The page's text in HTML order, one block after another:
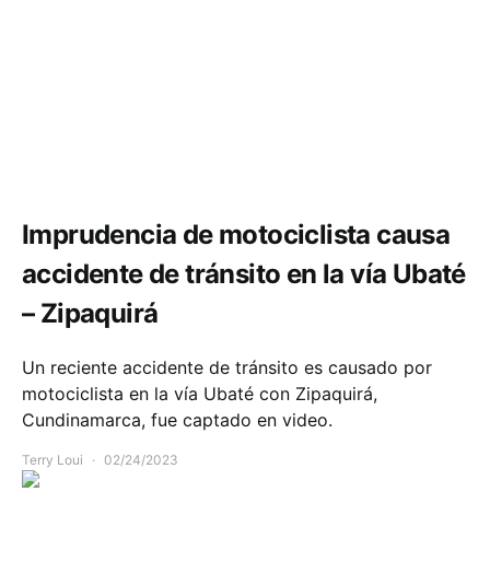
Imprudencia de motociclista causa
accidente de tránsito en la vía Ubaté
– Zipaquirá
Un reciente accidente de tránsito es causado por
motociclista en la vía Ubaté con Zipaquirá,
Cundinamarca, fue captado en video.
Terry Loui 02/24/2023